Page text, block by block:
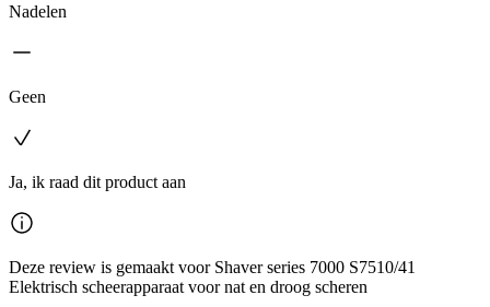
Nadelen
Geen
Ja, ik raad dit product aan
Deze review is gemaakt voor Shaver series 7000 S7510/41
Elektrisch scheerapparaat voor nat en droog scheren